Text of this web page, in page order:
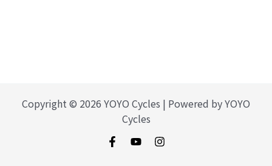
Copyright © 2026 YOYO Cycles | Powered by YOYO
Cycles